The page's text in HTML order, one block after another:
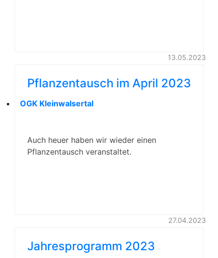
13.05.2023
Pflanzentausch im April 2023
OGK Kleinwalsertal
Auch heuer haben wir wieder einen
Pflanzentausch veranstaltet.
27.04.2023
Jahresprogramm 2023